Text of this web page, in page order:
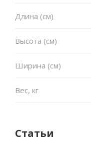
Длина (см)
Высота (см)
Ширина (см)
Вес, кг
Статьи